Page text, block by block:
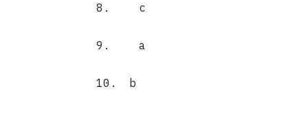
8. c
9. a
10. b